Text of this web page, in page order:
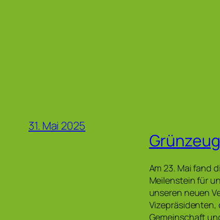
31. Mai 2025
Am 23. Mai fand
Meilenstein für
unseren neuen
Gemeinschaft